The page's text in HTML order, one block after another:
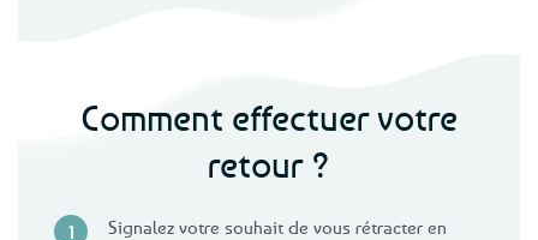
Comment effectuer votre
retour ?
Signalez votre souhait de vous rétracter en